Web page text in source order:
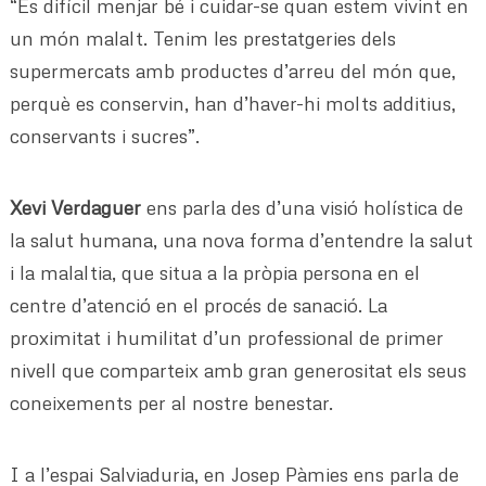
“És difícil menjar bé i cuidar-se quan estem vivint en
un món malalt. Tenim les prestatgeries dels
supermercats amb productes d’arreu del món que,
perquè es conservin, han d’haver-hi molts additius,
conservants i sucres”.
Xevi Verdaguerens parla des d’una visió holística de
la salut humana, una nova forma d’entendre la salut
i la malaltia, que situa a la pròpia persona en el
centre d’atenció en el procés de sanació. La
proximitat i humilitat d’un professional de primer
nivell que comparteix amb gran generositat els seus
coneixements per al nostre benestar.
I a l’espai Salviaduria, en Josep Pàmies ens parla de